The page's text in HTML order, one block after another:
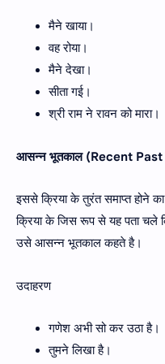
मैने खाया।
वह रोया।
मैने देखा।
सीता गई।
श्री राम ने रावन को मारा।
आसन्न भूतकाल (Recent
इससे क्रिया के तुरंत समाप्त होने
क्रिया के जिस रूप से यह पता चले
उसे आसन्न भूतकाल कहते है।
उदाहरण
गणेश अभी सो कर उठा है।
तुमने लिखा है।